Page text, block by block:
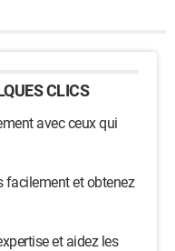
CLICS
avec ceux qui
facilement et obtenez
et aidez les